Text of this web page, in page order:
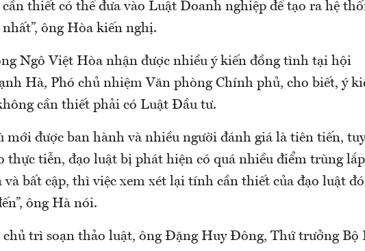
thiết có thể đưa vào Luật Doanh nghiệp để tạo ra hệ
ông Hòa kiến nghị.
Ngô Việt Hòa nhận được nhiều ý kiến đồng tình tại hội
Hà, Phó chủ nhiệm Văn phòng Chính phủ, cho biết, ý
cần thiết phải có Luật Đầu tư.
mới được ban hành và nhiều người đánh giá là tiên tiến, tuy
thực tiễn, đạo luật bị phát hiện có quá nhiều điểm trùng
bất cập, thì việc xem xét lại tính cần thiết của đạo luật đó
ông Hà nói.
chủ trì soạn thảo luật, ông Đặng Huy Đông, Thứ trưởng Bộ